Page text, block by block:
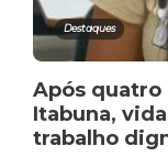
Destaques
Após quatro
Itabuna,
trabalho